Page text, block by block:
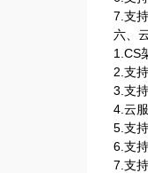
7.支
六、
1.CS
2.支
3.支
4.云
5.支
6.支
7.支